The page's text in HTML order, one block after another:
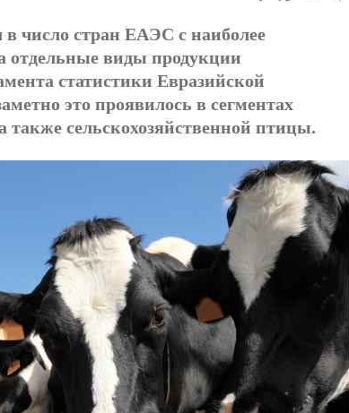
число стран ЕАЭС с наиболее
отдельные виды продукции
статистики Евразийской
это проявилось в сегментах
также сельскохозяйственной птицы.